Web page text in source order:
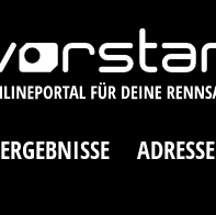
ERGEBNISSE